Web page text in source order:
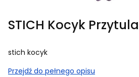
STICH Kocyk
stich kocyk
Przejdź do pełnego opisu